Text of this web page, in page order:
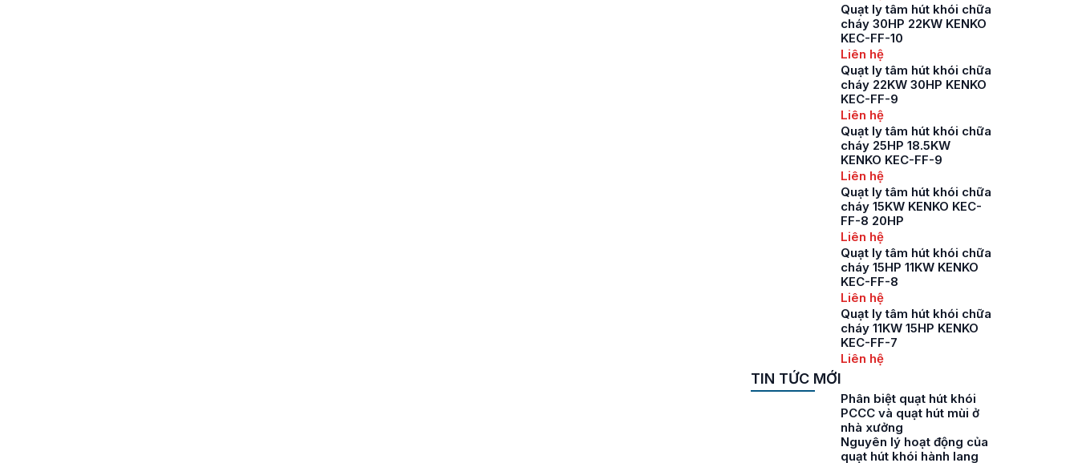
Quạt ly tâm hút khói chữa
cháy 30HP 22KW KENKO
KEC-FF-10
Liên hệ
Quạt ly tâm hút khói chữa
cháy 22KW 30HP KENKO
KEC-FF-9
Liên hệ
Quạt ly tâm hút khói chữa
cháy 25HP 18.5KW
KENKO KEC-FF-9
Liên hệ
Quạt ly tâm hút khói chữa
cháy 15KW KENKO KEC-
FF-8 20HP
Liên hệ
Quạt ly tâm hút khói chữa
cháy 15HP 11KW KENKO
KEC-FF-8
Liên hệ
Quạt ly tâm hút khói chữa
cháy 11KW 15HP KENKO
KEC-FF-7
Liên hệ
TIN TỨC MỚI
Phân biệt quạt hút khói
PCCC và quạt hút mùi ở
nhà xưởng
Nguyên lý hoạt động của
quạt hút khói hành lang